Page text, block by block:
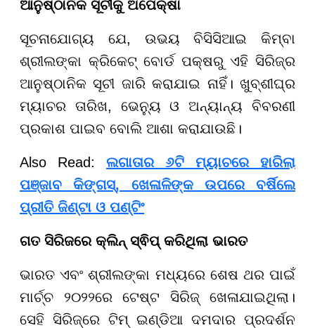
ଆନୁଷ୍ଠାନିକ ସୂଚୀକୁ ଅପେକ୍ଷା
ସୂଚନାଯୋଗ୍ୟ ଯେ, ଉଭୟ ବିସିସିଆଇ କିମ୍ବା
ଶ୍ରୀଲଙ୍କା କ୍ରିକେଟ୍ ବୋର୍ଡ ପକ୍ଷରୁ ଏହି ସିରିଜ୍ର
ଆନୁଷ୍ଠାନିକ ସୂଚୀ ଜାରି କରାଯାଇ ନାହିଁ। ଖୁବ୍ଶୀଘ୍ର
ମ୍ୟାଚର ତାରିଖ, ଭେନ୍ୟୁ ଓ ଅନ୍ୟାନ୍ୟ ବିବରଣୀ
ପ୍ରକାଶ ପାଇବ ବୋଲି ଆଶା କରାଯାଉଛି।
Also Read: ଲଗାତାର ୬ଟି ମ୍ୟାଚରେ ହାରିଲା
ପଞ୍ଜାବ କିଙ୍ଗସ୍, ଖେଳାଳିଙ୍କ ଉପରେ ବର୍ଷିଲେ
ପ୍ରୀତି ଜିଣ୍ଟା ଓ ପଣ୍ଟିଂ
ଗତ ସିରିଜରେ କ୍ଲିନ୍ ସ୍ଵିପ୍ କରିଥିଲା ଭାରତ
ଭାରତ ଏବଂ ଶ୍ରୀଲଙ୍କା ମଧ୍ୟରେ ଶେଷ ଥର ପାଇଁ
ମାର୍ଚ୍ଚ ୨୦୨୨ରେ ଟେଷ୍ଟ ସିରିଜ୍ ଖେଳାଯାଇଥିଲା।
ସେହି ସିରିଜ୍ରେ ଟିମ୍ ଇଣ୍ଡିଆ ଦମଦାର ପ୍ରଦର୍ଶନ